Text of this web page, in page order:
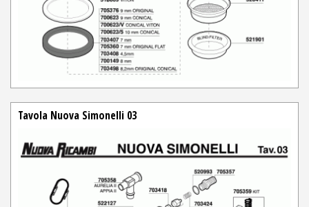
Tavola Nuova Simonelli 03